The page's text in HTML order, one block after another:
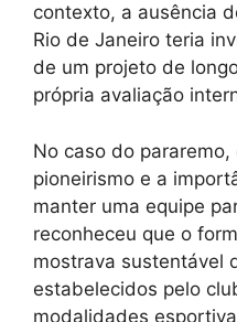
contexto, a ausência
Rio de Janeiro teria
de um projeto de
própria avaliação
No caso do
pioneirismo e a
manter uma equipe
reconheceu que o
mostrava sustentável
estabelecidos pelo
modalidades